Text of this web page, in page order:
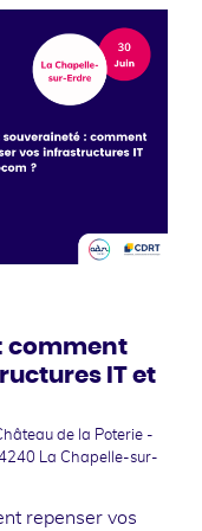
comment
IT et
de la Poterie -
La Chapelle-sur-
repenser vos